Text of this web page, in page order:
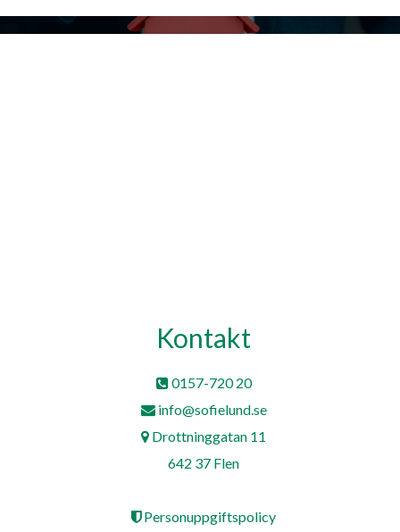
Kontakt
0157-720 20
info@sofielund.se
Drottninggatan 11
642 37 Flen
Personuppgiftspolicy